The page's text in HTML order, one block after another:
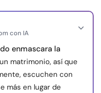
con IA
enmascara la
matrimonio, así que
escuchen con
más en lugar de